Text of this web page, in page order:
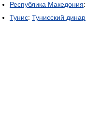
Республика Македония:
Тунис: Тунисский динар